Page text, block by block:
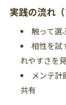
実践の流れ（
触って選
相性を試
れやすさを
メンテ計
共有